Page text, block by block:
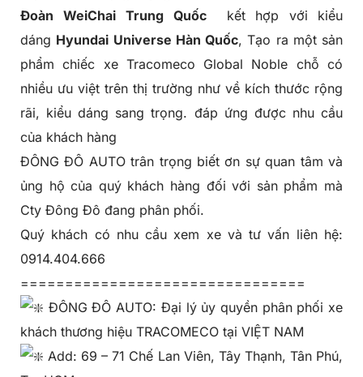
Đoàn WeiChai
Trung Quốckết hợp với kiểu
dáng Hyundai Universe Hàn Quốc, Tạo ra một sản
phẩm chiếc xe Tracomeco Global Noble chỗ có
nhiều ưu việt trên thị trường như về kích thước rộng
rãi, kiểu dáng sang trọng. đáp ứng được nhu cầu
của khách hàng
ĐÔNG ĐÔ AUTO trân trọng biết ơn sự quan tâm và
ủng hộ của quý khách hàng đối với sản phẩm mà
Cty Đông Đô đang phân phối.
Quý khách có nhu cầu xem xe và tư vấn liên hệ:
0914.404.666
================================
ĐÔNG ĐÔ AUTO: Đại lý ủy quyền phân phối xe
khách thương hiệu TRACOMECO tại VIỆT NAM
Add: 69 – 71 Chế Lan Viên, Tây Thạnh, Tân Phú,